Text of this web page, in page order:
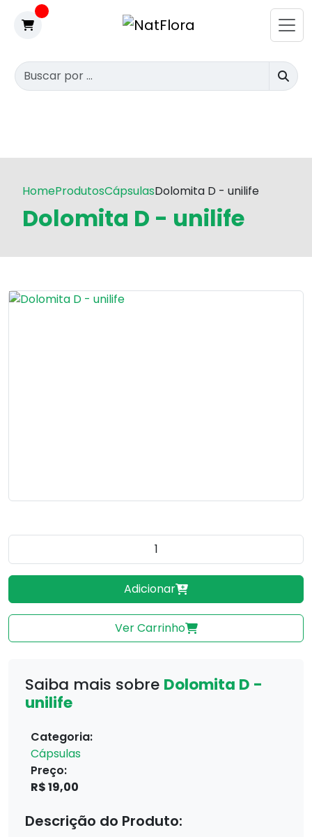
HomeProdutosCápsulasDolomita D - unilife
Dolomita D - unilife
Quantidade do produto
Adicionar
Ver Carrinho
Saiba mais sobre Dolomita D -
unilife
Categoria:
Cápsulas
Preço:
R$ 19,00
Descrição do Produto: